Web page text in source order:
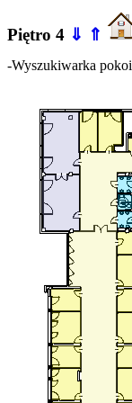
Piętro 4 ⇓ ⇑
-Wyszukiwarka pokoi